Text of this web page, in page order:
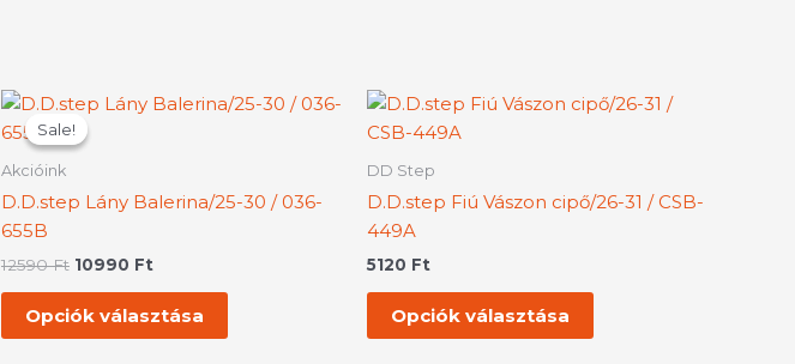
Sale!
Sale!
Akcióink
D.D.step Lány Balerina/25-30 / 036-
655B
12590Ft
Original
price
was:
10990 Ft
Current
Opciók választása
Ennek
variációja
a
DD Step
D.D.step Fiú Vászon cipő/26-31 / CSB-
449A
5120 Ft
Opciók választása
Ennek
több
variációja
a